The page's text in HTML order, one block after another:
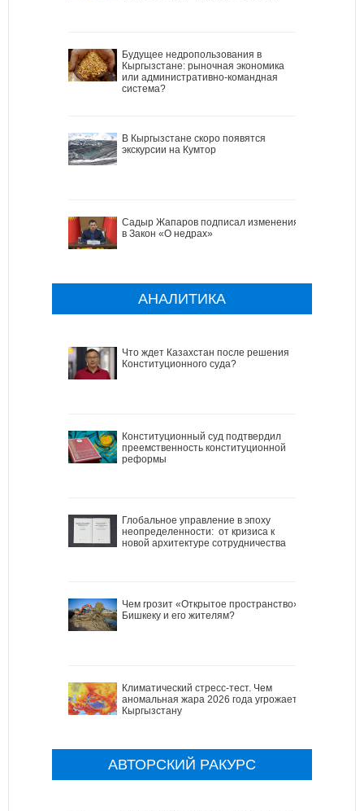
Будущее недропользования в
Кыргызстане: рыночная экономика
или административно-командная
система?
В Кыргызстане скоро появятся
экскурсии на Кумтор
Садыр Жапаров подписал изменения
в Закон «О недрах»
АНАЛИТИКА
Что ждет Казахстан после решения
Конституционного суда?
Конституционный суд подтвердил
преемственность конституционной
реформы
Глобальное управление в эпоху
неопределенности: от кризиса к
новой архитектуре сотрудничества
Чем грозит «Открытое пространство»
Бишкеку и его жителям?
Климатический стресс-тест. Чем
аномальная жара 2026 года угрожает
Кыргызстану
АВТОРСКИЙ РАКУРС